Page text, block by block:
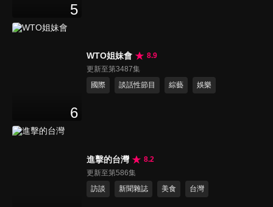
5
6
WTO姐妹會
8.9
更新至第3487集
國際
談話性節目 綜藝 娛樂
進擊的台灣
8.2
更新至第586集
訪談
新聞雜誌 美食 台灣